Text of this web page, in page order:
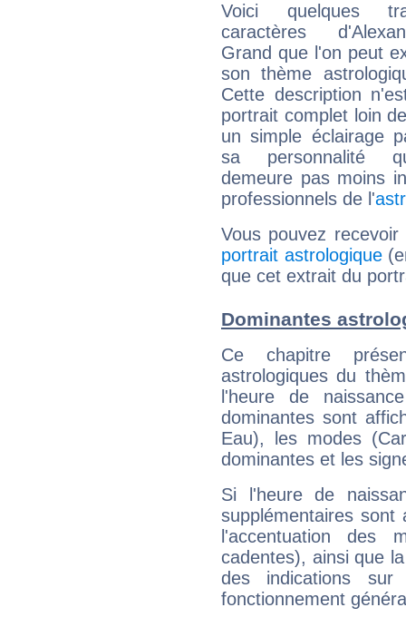
Voici quelques
caractères
Grand que l'on peut
son thème
Cette description
portrait complet loin
un simple éclairage
sa personnalité
demeure pas moins
professionnels de l'
Vous pouvez
portrait astrologique
que cet extrait du
Dominantes
Ce chapitre
astrologiques du
l'heure de
dominantes sont
Eau), les modes
dominantes et les
Si l'heure de
supplémentaires sont
l'accentuation des
cadentes), ainsi que
des indications sur
fonctionnement